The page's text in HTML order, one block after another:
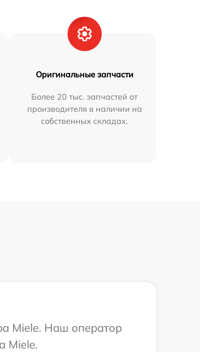
Оригинальные запчасти
Более 20 тыс. запчастей от
производителя в наличии на
собственных складах.
Miele. Наш оператор
Miele.